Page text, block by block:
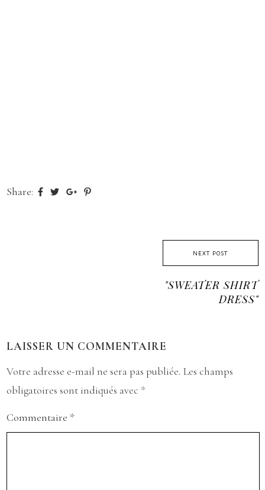
Share:
NEXT POST
"SWEATER SHIRT
DRESS"
LAISSER UN COMMENTAIRE
Votre adresse e-mail ne sera pas publiée. Les champs
obligatoires sont indiqués avec *
Commentaire *